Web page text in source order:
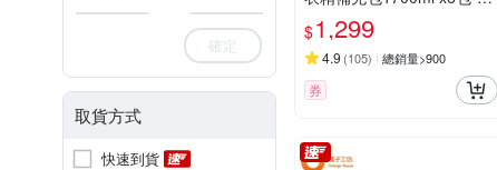
確定
取貨方式
快速到貨
淨病毒升級版
$1,299
4.9 (105) 總銷量>900
券